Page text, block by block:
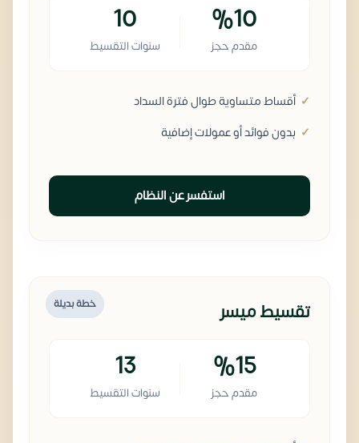
%10
مقدم حجز
10
سنوات التقسيط
أقساط متساوية طوال فترة السداد
بدون فوائد أو عمولات إضافية
استفسر عن النظام
خطة بديلة تقسيط ميسر
%15
مقدم حجز
13
سنوات التقسيط